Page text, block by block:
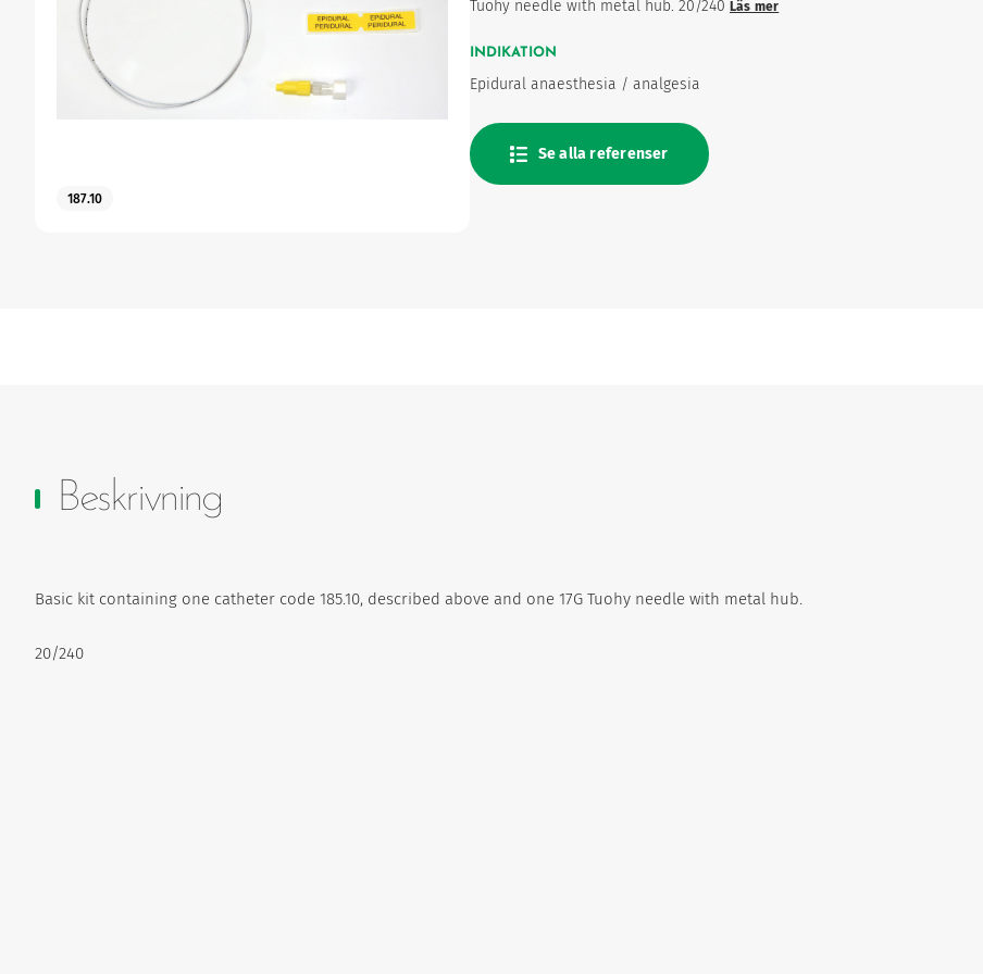
Urinary
187.10
Tuohy needle with metal hub. 20/240 Läs mer
INDIKATION
Epidural anaesthesia / analgesia
Se alla referenser
Beskrivning
Basic kit containing one catheter code 185.10, described above and one 17G Tuohy needle with metal hub.
20/240